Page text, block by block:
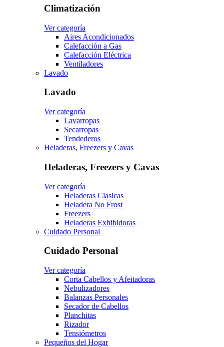
Climatización
Ver categoría
Aires Acondicionados
Calefacción a Gas
Calefacción Eléctrica
Ventiladores
Lavado
Lavado
Ver categoría
Lavarropas
Secarropas
Tendederos
Heladeras, Freezers y Cavas
Heladeras, Freezers y Cavas
Ver categoría
Heladeras Clasicas
Heladera No Frost
Freezers
Heladeras Exhibidoras
Cuidado Personal
Cuidado Personal
Ver categoría
Corta Cabellos y Afeitadoras
Nebulizadores
Balanzas Personales
Secador de Cabellos
Planchitas
Rizador
Tensiómetros
Pequeños del Hogar